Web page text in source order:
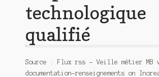
technologique
qualifié
Source : Flux rss – Veille métier MB
documentation-renseignements on